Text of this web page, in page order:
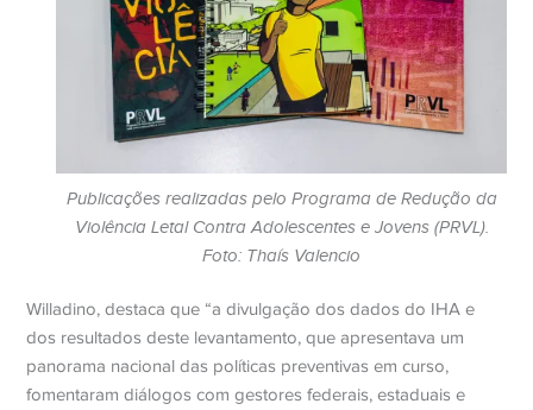
Publicações realizadas pelo Programa de Redução da
Violência Letal Contra Adolescentes e Jovens (PRVL).
Foto: Thaís Valencio
Willadino, destaca que “a divulgação dos dados do IHA e
dos resultados deste levantamento, que apresentava um
panorama nacional das políticas preventivas em curso,
fomentaram diálogos com gestores federais, estaduais e